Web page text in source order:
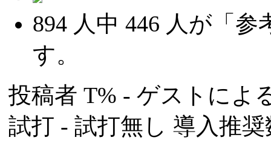
894 人中 446 人が「参
す。
投稿者 T% - ゲストによ
試打 - 試打無し 導入推